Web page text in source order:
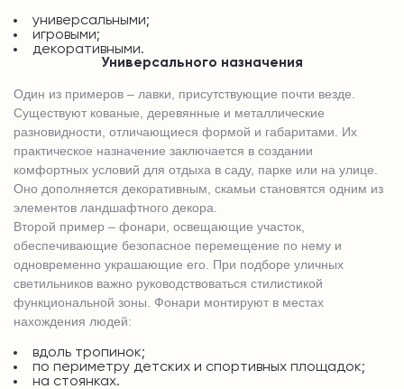
универсальными;
игровыми;
декоративными.
Универсального назначения
Один из примеров – лавки, присутствующие почти везде.
Существуют кованые, деревянные и металлические
разновидности, отличающиеся формой и габаритами. Их
практическое назначение заключается в создании
комфортных условий для отдыха в саду, парке или на улице.
Оно дополняется декоративным, скамьи становятся одним из
элементов ландшафтного декора.
Второй пример – фонари, освещающие участок,
обеспечивающие безопасное перемещение по нему и
одновременно украшающие его. При подборе уличных
светильников важно руководствоваться стилистикой
функциональной зоны. Фонари монтируют в местах
нахождения людей:
вдоль тропинок;
по периметру детских и спортивных площадок;
на стоянках.